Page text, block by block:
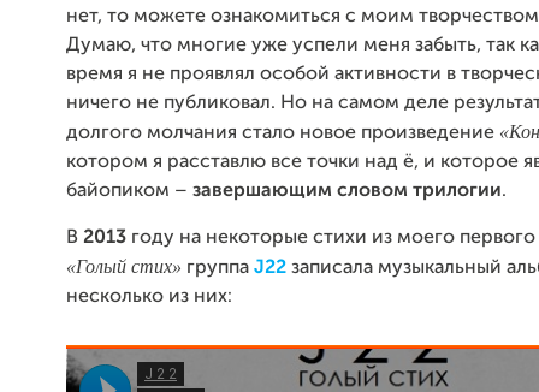
нет, то можете ознакомиться с моим
Думаю, что многие уже успели меня забыть, так
время я не проявлял особой активности в
ничего не публиковал. Но на самом деле
долгого молчания стало новое произведение
котором я расставлю все точки над ё, и которое
байопиком – завершающим словом трилогии.
В 2013 году на некоторые стихи из моего
«Голый стих» группа J22 записала музыкальный
несколько из них: